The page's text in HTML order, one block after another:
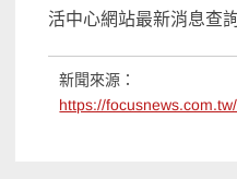
活中心網站最新消息查
新聞來源：
https://